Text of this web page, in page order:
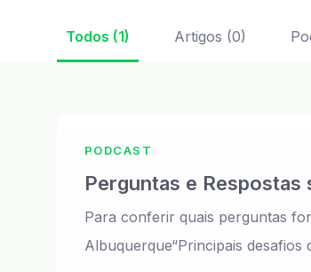
Todos (1) Artigos (0)
PODCAST
Perguntas e Respostas
Para conferir quais perguntas
Albuquerque“Principais desafios